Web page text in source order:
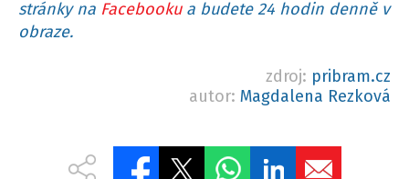
stránky na Facebookua budete 24 hodin denně v
obraze.
zdroj: pribram.cz
autor: Magdalena Rezková